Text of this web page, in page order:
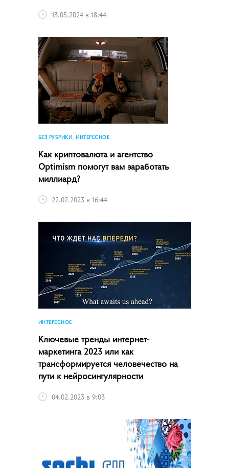
13.05.2024 в 18:44
БЕЗ РУБРИКИ, ИНТЕРЕСНОЕ
Как криптовалюта и агентство
Optimism помогут вам заработать
миллиард?
22.02.2023 в 16:44
ИНТЕРЕСНОЕ
Ключевые тренды интернет-
маркетинга­ 2023 или как
трансформируется человечество на
пути к нейросингулярности
04.02.2023 в 9:03